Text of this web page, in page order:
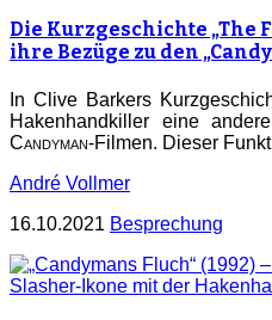
Die Kurzgeschichte „The
ihre Bezüge zu den
In Clive Barkers
Hakenhandkiller eine
Candyman-Filmen. Dieser
André Vollmer
16.10.2021 Besprechung